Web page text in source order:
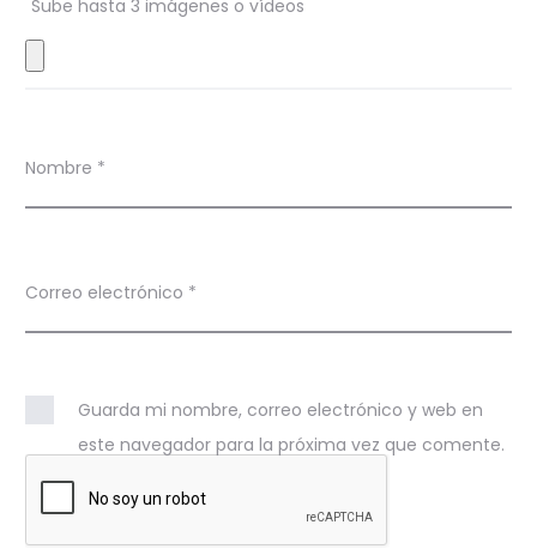
e
s
Sube hasta 3 imágenes o vídeos
Nombre *
Correo electrónico *
Guarda mi nombre, correo electrónico y web en
este navegador para la próxima vez que comente.